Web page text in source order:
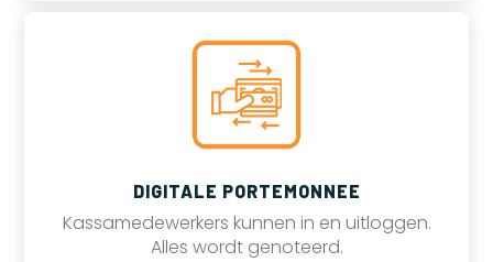
DIGITALE PORTEMONNEE
Kassamedewerkers kunnen in en uitloggen.
Alles wordt genoteerd.